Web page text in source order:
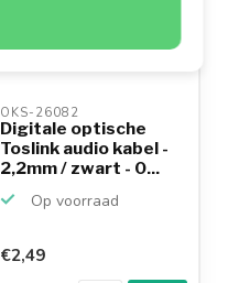
OKS-26082
Digitale optische
Toslink audio kabel -
2,2mm / zwart - 0...
Op voorraad
€2,49